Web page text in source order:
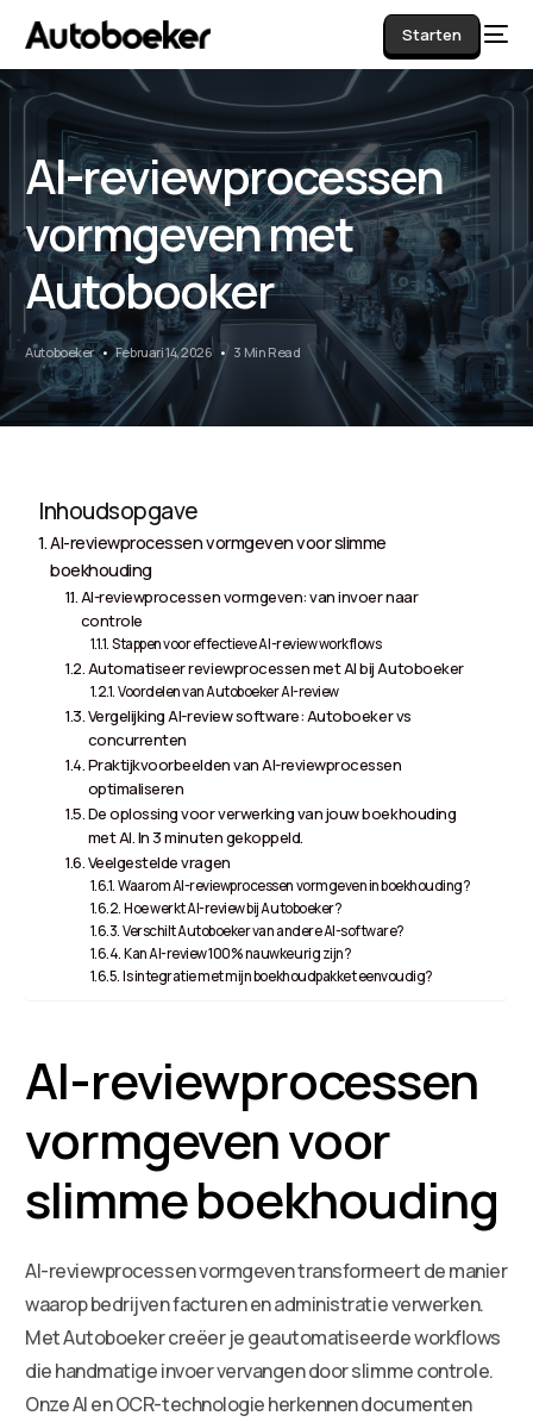
Starten
AI-reviewprocessen
vormgeven met
Autobooker
Autoboeker Februari 14, 2026 3 Min Read
Inhoudsopgave
AI-reviewprocessen vormgeven voor slimme
boekhouding
AI-reviewprocessen vormgeven: van invoer naar
controle
Stappen voor effectieve AI-review workflows
Automatiseer reviewprocessen met AI bij Autoboeker
Voordelen van Autoboeker AI-review
Vergelijking AI-review software: Autoboeker vs
concurrenten
Praktijkvoorbeelden van AI-reviewprocessen
optimaliseren
De oplossing voor verwerking van jouw boekhouding
met AI. In 3 minuten gekoppeld.
Veelgestelde vragen
Waarom AI-reviewprocessen vormgeven in boekhouding?
Hoe werkt AI-review bij Autoboeker?
Verschilt Autoboeker van andere AI-software?
Kan AI-review 100% nauwkeurig zijn?
Is integratie met mijn boekhoudpakket eenvoudig?
AI-reviewprocessen
vormgeven voor
slimme boekhouding
AI-reviewprocessen vormgeven transformeert de manier
waarop bedrijven facturen en administratie verwerken.
Met Autoboeker creëer je geautomatiseerde workflows
die handmatige invoer vervangen door slimme controle.
Onze AI en OCR-technologie herkennen documenten
AI